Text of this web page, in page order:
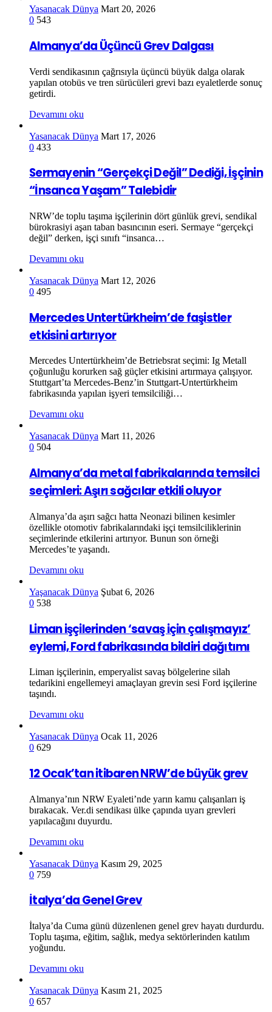
Yasanacak Dünya Mart 20, 2026
0 543
Almanya’da Üçüncü Grev Dalgası
Verdi sendikasının çağrısıyla üçüncü büyük dalga olarak
yapılan otobüs ve tren sürücüleri grevi bazı eyaletlerde sonuç
getirdi.
Devamını oku
Yasanacak Dünya Mart 17, 2026
0 433
Sermayenin “Gerçekçi Değil” Dediği, İşçinin
“İnsanca Yaşam” Talebidir
NRW’de toplu taşıma işçilerinin dört günlük grevi, sendikal
bürokrasiyi aşan taban basıncının eseri. Sermaye “gerçekçi
değil” derken, işçi sınıfı “insanca…
Devamını oku
Yasanacak Dünya Mart 12, 2026
0 495
Mercedes Untertürkheim’de faşistler
etkisini artırıyor
Mercedes Untertürkheim’de Betriebsrat seçimi: Ig Metall
çoğunluğu korurken sağ güçler etkisini artırmaya çalışıyor.
Stuttgart’ta Mercedes-Benz’in Stuttgart-Untertürkheim
fabrikasında yapılan işyeri temsilciliği…
Devamını oku
Yasanacak Dünya Mart 11, 2026
0 504
Almanya’da metal fabrikalarında temsilci
seçimleri: Aşırı sağcılar etkili oluyor
Almanya’da aşırı sağcı hatta Neonazi bilinen kesimler
özellikle otomotiv fabrikalarındaki işçi temsilciliklerinin
seçimlerinde etkilerini artırıyor. Bunun son örneği
Mercedes’te yaşandı.
Devamını oku
Yaşanacak Dünya Şubat 6, 2026
0 538
Liman işçilerinden ‘savaş için çalışmayız’
eylemi, Ford fabrikasında bildiri dağıtımı
Liman işçilerinin, emperyalist savaş bölgelerine silah
tedarikini engellemeyi amaçlayan grevin sesi Ford işçilerine
taşındı.
Devamını oku
Yasanacak Dünya Ocak 11, 2026
0 629
12 Ocak’tan itibaren NRW’de büyük grev
Almanya’nın NRW Eyaleti’nde yarın kamu çalışanları iş
bırakacak. Ver.di sendikası ülke çapında uyarı grevleri
yapılacağını duyurdu.
Devamını oku
Yasanacak Dünya Kasım 29, 2025
0 759
İtalya’da Genel Grev
İtalya’da Cuma günü düzenlenen genel grev hayatı durdurdu.
Toplu taşıma, eğitim, sağlık, medya sektörlerinden katılım
yoğundu.
Devamını oku
Yasanacak Dünya Kasım 21, 2025
0 657